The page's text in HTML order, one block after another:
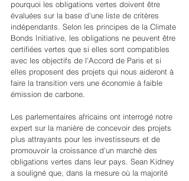
pourquoi les obligations vertes doivent être
évaluées sur la base d'une liste de critères
indépendants. Selon les principes de la Climate
Bonds Initiative, les obligations ne peuvent être
certifiées vertes que si elles sont compatibles
avec les objectifs de l'Accord de Paris et si
elles proposent des projets qui nous aideront à
faire la transition vers une économie à faible
émission de carbone.
Les parlementaires africains ont interrogé notre
expert sur la manière de concevoir des projets
plus attrayants pour les investisseurs et de
promouvoir la croissance d'un marché des
obligations vertes dans leur pays. Sean Kidney
a souligné que, dans la mesure où la majorité